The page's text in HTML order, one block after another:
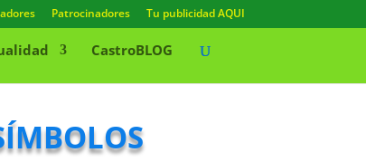
Patrocinadores Tu publicidad AQUI
CastroBLOG